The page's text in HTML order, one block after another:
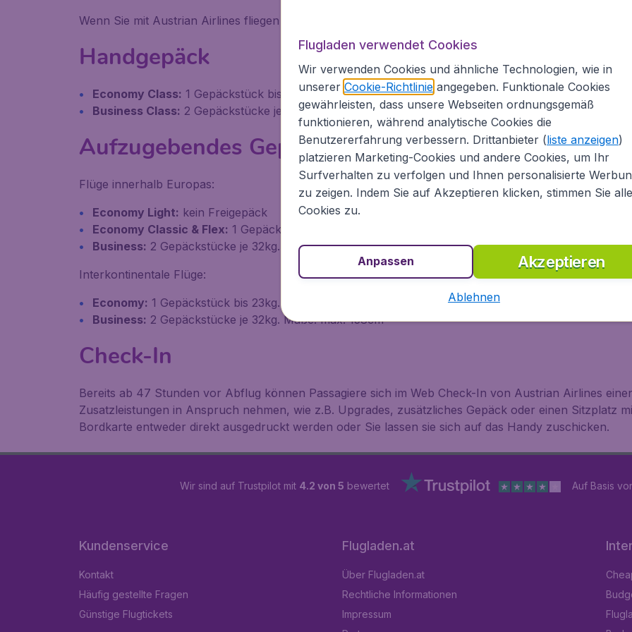
Wenn Sie mit Austrian Airlines fliegen dann sind folgende Richtlinien zu beachten.
Handgepäck
Economy Class: 1 Gepäckstück bis 8kg. Maße: 55 x 40 x 23
Business Class: 2 Gepäckstücke je 8kg. Maße: 55 x 40 x 23
Aufzugebendes Gepäck
Flüge innerhalb Europas:
Economy Light: kein Freigepäck
Economy Classic & Flex: 1 Gepäckstück bis 23kg. Maße: max. 158cm
Business: 2 Gepäckstücke je 32kg. Maße: max. 158cm
Interkontinentale Flüge:
Economy: 1 Gepäckstück bis 23kg. Maße: max. 158cm
Business: 2 Gepäckstücke je 32kg. Maße: max. 158cm
Check-In
Bereits ab 47 Stunden vor Abflug können Passagiere sich im Web Check-In von Austrian Airlines
Zusatzleistungen in Anspruch nehmen, wie z.B. Upgrades, zusätzliches Gepäck oder einen Sitzplatz
Bordkarte entweder direkt ausgedruckt werden oder Sie lassen sie sich auf das Handy zuschicken.
Wir sind auf Trustpilot mit 4.2 von 5 bewertet Auf Basis
Kundenservice
Kontakt
Häufig gestellte Fragen
Günstige Flugtickets
Flugladen.at
Über Flugladen.at
Rechtliche Informationen
Impressum
Flugladen verwendet Cookies
Wir verwenden Cookies und ähnliche Technologien, wie in
unserer Cookie-Richtlinieangegeben. Funktionale Cookies
gewährleisten, dass unsere Webseiten ordnungsgemäß
funktionieren, während analytische Cookies die
Benutzererfahrung verbessern. Drittanbieter (liste anzeigen)
platzieren Marketing-Cookies und andere Cookies, um Ihr
Surfverhalten zu verfolgen und Ihnen personalisierte
zu zeigen. Indem Sie auf Akzeptieren klicken, stimmen Sie
Cookies zu.
Akzeptieren
Anpassen
Ablehnen